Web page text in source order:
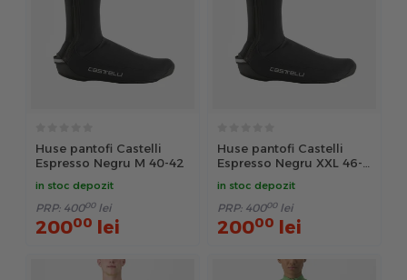
Huse pantofi Castelli
Espresso Negru M 40-42
in stoc depozit
PRP: 40000 lei
20000 lei
Huse pantofi Castelli
Espresso Negru XXL 46-
in stoc depozit
PRP: 40000 lei
20000 lei